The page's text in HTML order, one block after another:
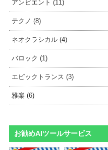
アンビエント (11)
テクノ (8)
ネオクラシカル (4)
バロック (1)
エピックトランス (3)
雅楽 (6)
お勧めAIツールサービス